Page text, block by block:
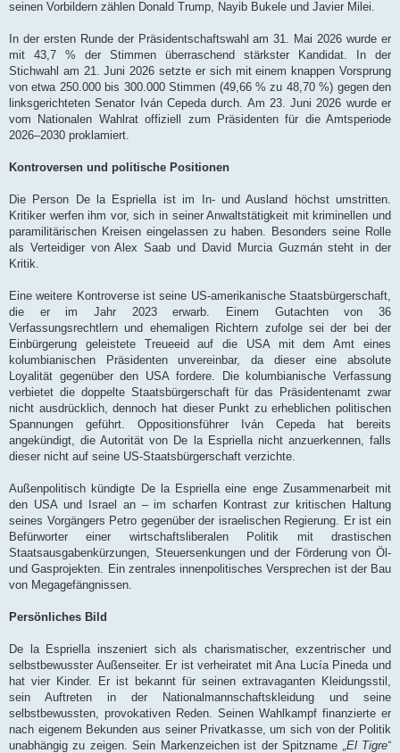
seinen Vorbildern zählen Donald Trump, Nayib Bukele und Javier Milei.
In der ersten Runde der Präsidentschaftswahl am 31. Mai 2026 wurde er
mit 43,7 % der Stimmen überraschend stärkster Kandidat. In der
Stichwahl am 21. Juni 2026 setzte er sich mit einem knappen Vorsprung
von etwa 250.000 bis 300.000 Stimmen (49,66 % zu 48,70 %) gegen den
linksgerichteten Senator Iván Cepeda durch. Am 23. Juni 2026 wurde er
vom Nationalen Wahlrat offiziell zum Präsidenten für die Amtsperiode
2026–2030 proklamiert.
Kontroversen und politische Positionen
Die Person De la Espriella ist im In- und Ausland höchst umstritten.
Kritiker werfen ihm vor, sich in seiner Anwaltstätigkeit mit kriminellen und
paramilitärischen Kreisen eingelassen zu haben. Besonders seine Rolle
als Verteidiger von Alex Saab und David Murcia Guzmán steht in der
Kritik.
Eine weitere Kontroverse ist seine US-amerikanische Staatsbürgerschaft,
die er im Jahr 2023 erwarb. Einem Gutachten von 36
Verfassungsrechtlern und ehemaligen Richtern zufolge sei der bei der
Einbürgerung geleistete Treueeid auf die USA mit dem Amt eines
kolumbianischen Präsidenten unvereinbar, da dieser eine absolute
Loyalität gegenüber den USA fordere. Die kolumbianische Verfassung
verbietet die doppelte Staatsbürgerschaft für das Präsidentenamt zwar
nicht ausdrücklich, dennoch hat dieser Punkt zu erheblichen politischen
Spannungen geführt. Oppositionsführer Iván Cepeda hat bereits
angekündigt, die Autorität von De la Espriella nicht anzuerkennen, falls
dieser nicht auf seine US-Staatsbürgerschaft verzichte.
Außenpolitisch kündigte De la Espriella eine enge Zusammenarbeit mit
den USA und Israel an – im scharfen Kontrast zur kritischen Haltung
seines Vorgängers Petro gegenüber der israelischen Regierung. Er ist ein
Befürworter einer wirtschaftsliberalen Politik mit drastischen
Staatsausgabenkürzungen, Steuersenkungen und der Förderung von Öl-
und Gasprojekten. Ein zentrales innenpolitisches Versprechen ist der Bau
von Megagefängnissen.
Persönliches Bild
De la Espriella inszeniert sich als charismatischer, exzentrischer und
selbstbewusster Außenseiter. Er ist verheiratet mit Ana Lucía Pineda und
hat vier Kinder. Er ist bekannt für seinen extravaganten Kleidungsstil,
sein Auftreten in der Nationalmannschaftskleidung und seine
selbstbewussten, provokativen Reden. Seinen Wahlkampf finanzierte er
nach eigenem Bekunden aus seiner Privatkasse, um sich von der Politik
unabhängig zu zeigen. Sein Markenzeichen ist der Spitzname
„El Tigre“